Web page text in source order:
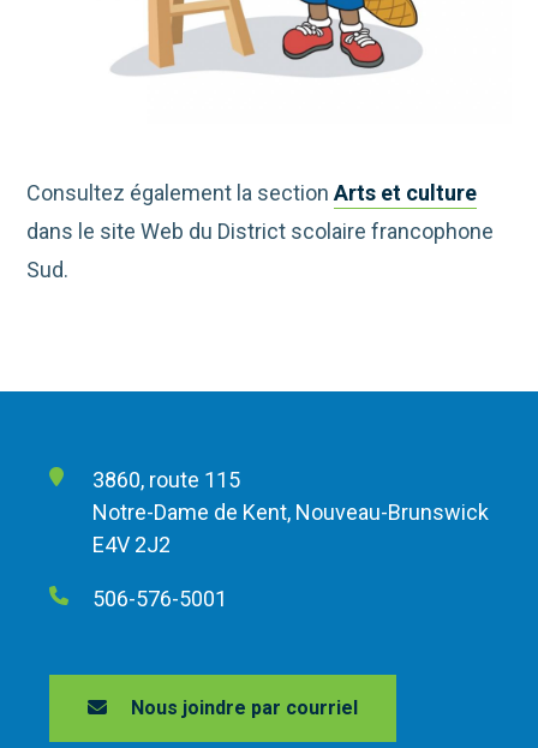
Consultez également la sectionArts et culture
dans le site Web du District scolaire francophone
Sud.
3860, route 115
Notre-Dame de Kent, Nouveau-Brunswick
E4V 2J2
506-576-5001
Nous joindre par courriel